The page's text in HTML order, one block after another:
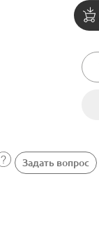
Задать вопрос